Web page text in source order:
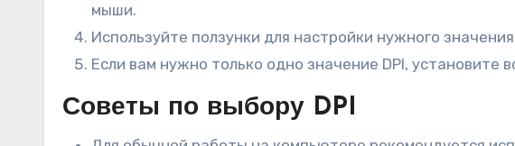
мыши.
Используйте ползунки для настройки нужного
Если вам нужно только одно значение DPI, установите
Советы по выбору DPI